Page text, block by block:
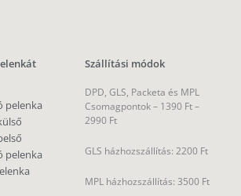
pelenka
pelenka
Szállítási módok
DPD, GLS, Packeta és MPL
Csomagpontok – 1390 Ft –
2990 Ft
GLS házhozszállítás: 2200 Ft
MPL házhozszállítás: 3500 Ft